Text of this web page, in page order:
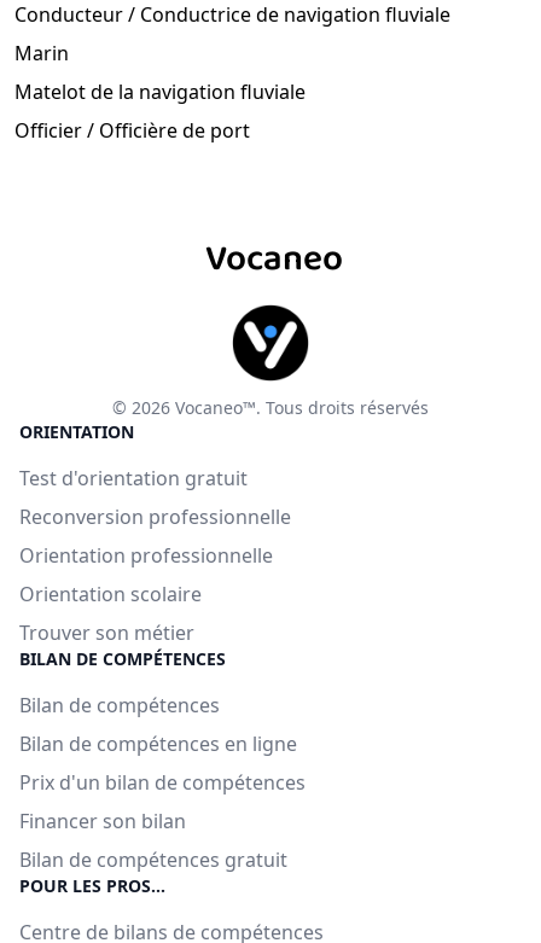
Conducteur / Conductrice de navigation fluviale
Marin
Matelot de la navigation fluviale
Officier / Officière de port
Vocaneo
© 2026 Vocaneo™. Tous droits réservés
ORIENTATION
Test d'orientation gratuit
Reconversion professionnelle
Orientation professionnelle
Orientation scolaire
Trouver son métier
BILAN DE COMPÉTENCES
Bilan de compétences
Bilan de compétences en ligne
Prix d'un bilan de compétences
Financer son bilan
Bilan de compétences gratuit
POUR LES PROS...
Centre de bilans de compétences